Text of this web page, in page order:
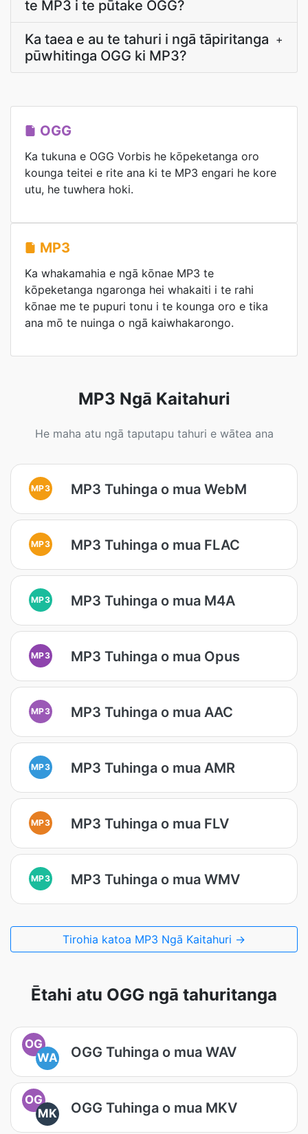
te MP3 i te pūtake OGG?
Ka taea e au te tahuri i ngā tāpiritanga
pūwhitinga OGG ki MP3?
+
OGG
Ka tukuna e OGG Vorbis he kōpeketanga oro
kounga teitei e rite ana ki te MP3 engari he kore
utu, he tuwhera hoki.
MP3
Ka whakamahia e ngā kōnae MP3 te
kōpeketanga ngaronga hei whakaiti i te rahi
kōnae me te pupuri tonu i te kounga oro e tika
ana mō te nuinga o ngā kaiwhakarongo.
MP3 Ngā Kaitahuri
He maha atu ngā taputapu tahuri e wātea ana
MP3 MP3 Tuhinga o mua WebM
MP3 MP3 Tuhinga o mua FLAC
MP3 MP3 Tuhinga o mua M4A
MP3 MP3 Tuhinga o mua Opus
MP3 MP3 Tuhinga o mua AAC
MP3 MP3 Tuhinga o mua AMR
MP3 MP3 Tuhinga o mua FLV
MP3 MP3 Tuhinga o mua WMV
Tirohia katoa MP3 Ngā Kaitahuri →
Ētahi atu OGG ngā tahuritanga
OG
WA
OGG Tuhinga o mua WAV
OG
MK
OGG Tuhinga o mua MKV